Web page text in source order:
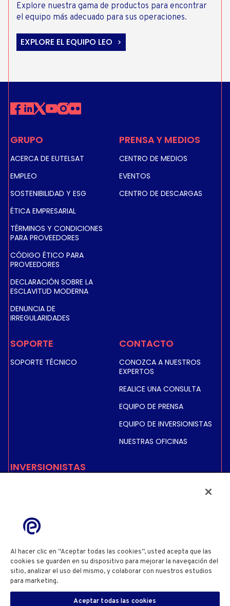
Explore nuestra gama de productos para encontrar
el equipo más adecuado para sus operaciones.
EXPLORE EL EQUIPO LEO
GRUPO
ACERCA DE EUTELSAT
EMPLEO
SOSTENIBILIDAD Y ESG
ÉTICA EMPRESARIAL
TÉRMINOS Y CONDICIONES
PARA PROVEEDORES
CÓDIGO ÉTICO PARA
PROVEEDORES
DECLARACIÓN SOBRE LA
ESCLAVITUD MODERNA
DENUNCIA DE
IRREGULARIDADES
PRENSA Y MEDIOS
CENTRO DE MEDIOS
EVENTOS
CENTRO DE DESCARGAS
SOPORTE
SOPORTE TÉCNICO
CONTACTO
CONOZCA A NUESTROS
EXPERTOS
REALICE UNA CONSULTA
EQUIPO DE PRENSA
EQUIPO DE INVERSIONISTAS
NUESTRAS OFICINAS
INVERSIONISTAS
INFORMACIÓN REGULADA
ACCIONISTAS
POLÍTICA DE PRIVACIDAD
POLÍTICA DE COOKIES
CONFIGURACIÓN DE COOKIES
TÉRMINOS Y CONDICIONES DE USO DEL SITIO WEB
Al hacer clic en “Aceptar todas las cookies”, usted acepta que las
cookies se guarden en su dispositivo para mejorar la navegación del
sitio, analizar el uso del mismo, y colaborar con nuestros estudios
para marketing.
Aceptar todas las cookies